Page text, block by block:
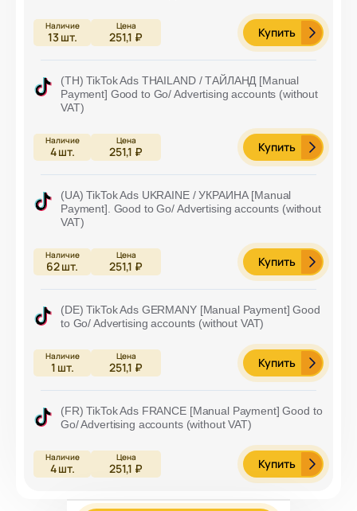
13шт. 251,1 ₽ Купить
(TH) TikTok Ads THAILAND / ТАЙЛАНД [Manual
Payment] Good to Go/ Advertising accounts (without
VAT)
4шт. 251,1 ₽ Купить
(UA) TikTok Ads UKRAINE / УКРАИНА [Manual
Payment]. Good to Go/ Advertising accounts (without
VAT)
62шт. 251,1 ₽ Купить
(DE) TikTok Ads GERMANY [Manual Payment] Good
to Go/ Advertising accounts (without VAT)
1 шт. 251,1 ₽ Купить
(FR) TikTok Ads FRANCE [Manual Payment] Good to
Go/ Advertising accounts (without VAT)
4шт. 251,1 ₽ Купить